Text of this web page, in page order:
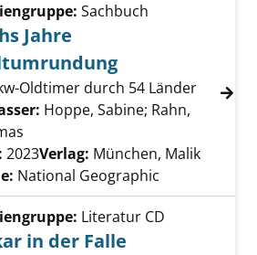
Details von Sechs Jahre
Sachbuch
Jahre
Oldtimer durch 54 Länder
Hoppe, Sabine; Rahn,
2023Verlag: München, Malik
National Geographic
Literatur CD
in der Falle